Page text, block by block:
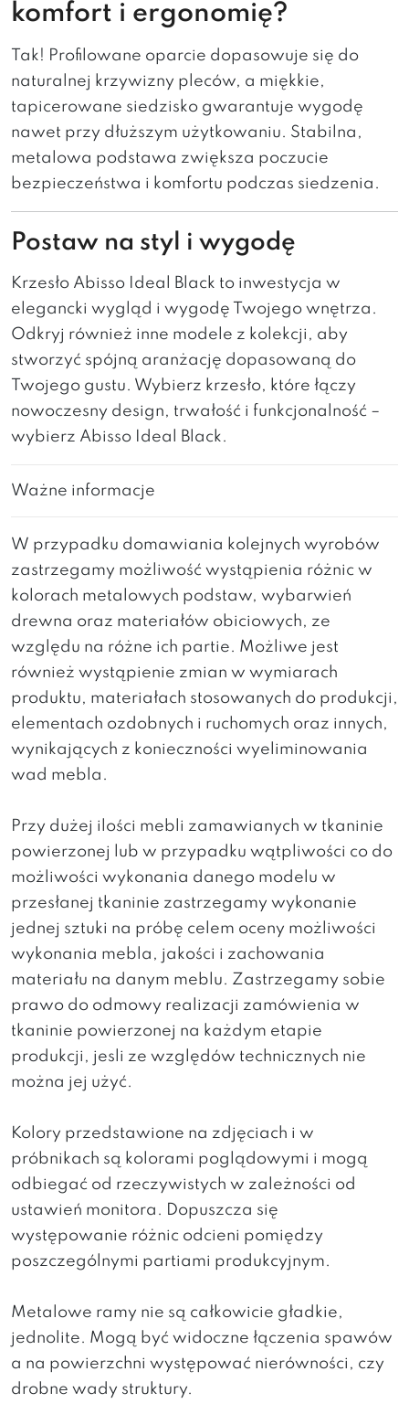
komfort i ergonomię?
Tak! Profilowane oparcie dopasowuje się do
naturalnej krzywizny pleców, a miękkie,
tapicerowane siedzisko gwarantuje wygodę
nawet przy dłuższym użytkowaniu. Stabilna,
metalowa podstawa zwiększa poczucie
bezpieczeństwa i komfortu podczas siedzenia.
Postaw na styl i wygodę
Krzesło Abisso Ideal Black to inwestycja w
elegancki wygląd i wygodę Twojego wnętrza.
Odkryj również inne modele z kolekcji, aby
stworzyć spójną aranżację dopasowaną do
Twojego gustu. Wybierz krzesło, które łączy
nowoczesny design, trwałość i funkcjonalność –
wybierz Abisso Ideal Black.
Ważne informacje
W przypadku domawiania kolejnych wyrobów
zastrzegamy możliwość wystąpienia różnic w
kolorach metalowych podstaw, wybarwień
drewna oraz materiałów obiciowych, ze
względu na różne ich partie. Możliwe jest
również wystąpienie zmian w wymiarach
produktu, materiałach stosowanych do produkcji,
elementach ozdobnych i ruchomych oraz innych,
wynikających z konieczności wyeliminowania
wad mebla.
Przy dużej ilości mebli zamawianych w tkaninie
powierzonej lub w przypadku wątpliwości co do
możliwości wykonania danego modelu w
przesłanej tkaninie zastrzegamy wykonanie
jednej sztuki na próbę celem oceny możliwości
wykonania mebla, jakości i zachowania
materiału na danym meblu. Zastrzegamy sobie
prawo do odmowy realizacji zamówienia w
tkaninie powierzonej na każdym etapie
produkcji, jesli ze względów technicznych nie
można jej użyć.
Kolory przedstawione na zdjęciach i w
próbnikach są kolorami poglądowymi i mogą
odbiegać od rzeczywistych w zależności od
ustawień monitora. Dopuszcza się
występowanie różnic odcieni pomiędzy
poszczególnymi partiami produkcyjnym.
Metalowe ramy nie są całkowicie gładkie,
jednolite. Mogą być widoczne łączenia spawów
a na powierzchni występować nierówności, czy
drobne wady struktury.